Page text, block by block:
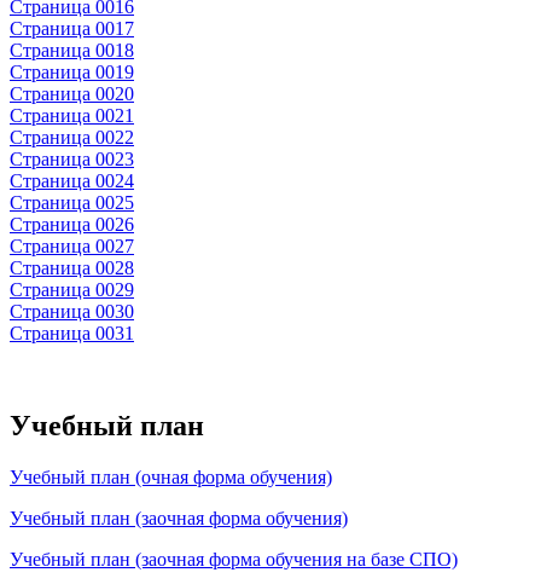
Страница 0016
Страница 0017
Страница 0018
Страница 0019
Страница 0020
Страница 0021
Страница 0022
Страница 0023
Страница 0024
Страница 0025
Страница 0026
Страница 0027
Страница 0028
Страница 0029
Страница 0030
Страница 0031
Учебный план
Учебный план (очная форма обучения)
Учебный план (заочная форма обучения)
Учебный план (заочная форма обучения на базе СПО)